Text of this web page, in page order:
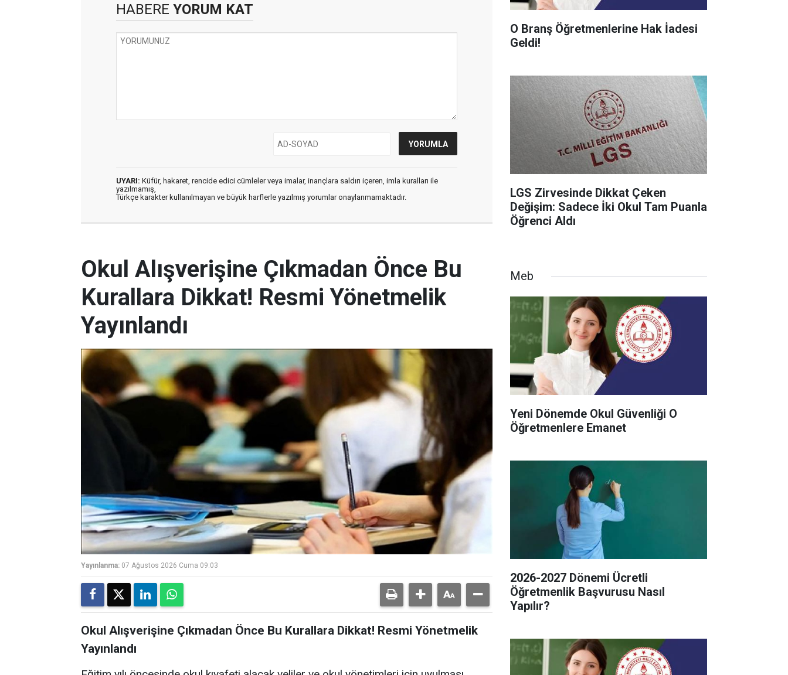
HABERE YORUM KAT
UYARI: Küfür, hakaret, rencide edici cümleler veya imalar, inançlara saldırı içeren, imla kuralları ile
yazılmamış,
Türkçe karakter kullanılmayan ve büyük harflerle yazılmış yorumlar onaylanmamaktadır.
O Branş Öğretmenlerine Hak İadesi
Geldi!
LGS Zirvesinde Dikkat Çeken
Değişim: Sadece İki Okul Tam Puanla
Öğrenci Aldı
Okul Alışverişine Çıkmadan Önce Bu
Kurallara Dikkat! Resmi Yönetmelik
Yayınlandı
Yayınlanma: 07 Ağustos 2026 Cuma 09:03
Okul Alışverişine Çıkmadan Önce Bu Kurallara Dikkat! Resmi Yönetmelik
Yayınlandı
Meb
Yeni Dönemde Okul Güvenliği O
Öğretmenlere Emanet
2026-2027 Dönemi Ücretli
Öğretmenlik Başvurusu Nasıl
Yapılır?